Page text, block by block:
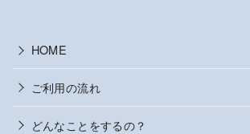
HOME
ご利用の流れ
どんなことをするの？